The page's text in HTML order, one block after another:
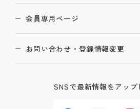
会員専用ページ
お問い合わせ・登録情報変更
SNSで最新情報をアッ